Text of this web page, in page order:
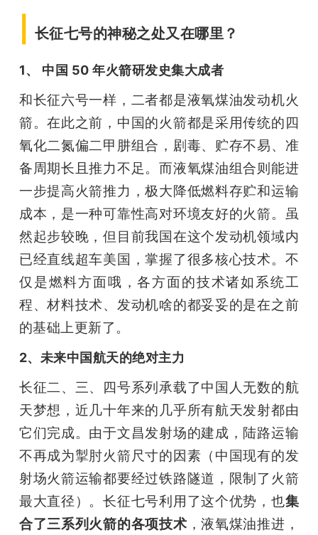
长征七号的神秘之处又在哪里？
1、 中国 50 年火箭研发史集大成者
和长征六号一样，二者都是液氧煤油发动机火
箭。在此之前，中国的火箭都是采用传统的四
氧化二氮偏二甲肼组合，剧毒、贮存不易、准
备周期长且推力不足。而液氧煤油组合则能进
一步提高火箭推力，极大降低燃料存贮和运输
成本，是一种可靠性高对环境友好的火箭。虽
然起步较晚，但目前我国在这个发动机领域内
已经直线超车美国，掌握了很多核心技术。不
仅是燃料方面哦，各方面的技术诸如系统工
程、材料技术、发动机啥的都妥妥的是在之前
的基础上更新了。
2、未来中国航天的绝对主力
长征二、三、四号系列承载了中国人无数的航
天梦想，近几十年来的几乎所有航天发射都由
它们完成。由于文昌发射场的建成，陆路运输
不再成为掣肘火箭尺寸的因素（中国现有的发
射场火箭运输都要经过铁路隧道，限制了火箭
最大直径）。长征七号利用了这个优势，也集
合了三系列火箭的各项技术 ，液氧煤油推进，